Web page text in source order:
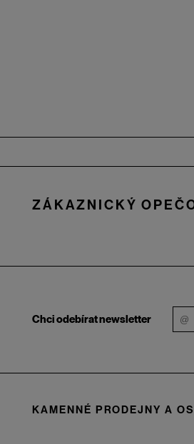
ZÁKAZNICKÝ
Chci odebírat newsletter
KAMENNÉ PRODEJNY A